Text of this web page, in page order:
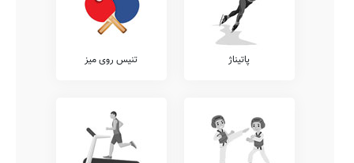
پاتیناژ تنیس روی میز